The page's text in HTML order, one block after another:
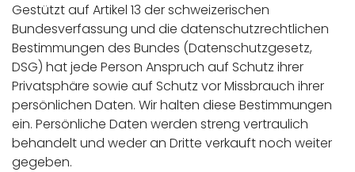
Gestützt auf Artikel 13 der schweizerischen
Bundesverfassung und die datenschutzrechtlichen
Bestimmungen des Bundes (Datenschutzgesetz,
DSG) hat jede Person Anspruch auf Schutz ihrer
Privatsphäre sowie auf Schutz vor Missbrauch ihrer
persönlichen Daten. Wir halten diese Bestimmungen
ein. Persönliche Daten werden streng vertraulich
behandelt und weder an Dritte verkauft noch weiter
gegeben.